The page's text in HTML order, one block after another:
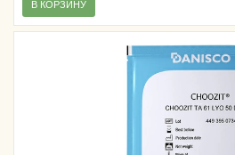
В КОРЗИНУ